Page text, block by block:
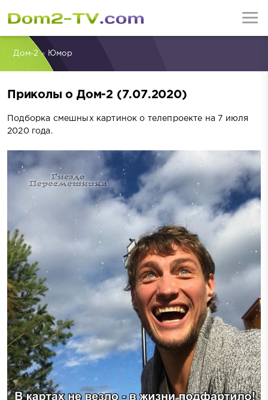
Дом-2» Юмор
Приколы о Дом-2 (7.07.2020)
Подборка смешных картинок о телепроекте на 7 июля
2020 года.